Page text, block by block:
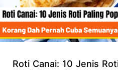
Roti Canai: 10 Jenis